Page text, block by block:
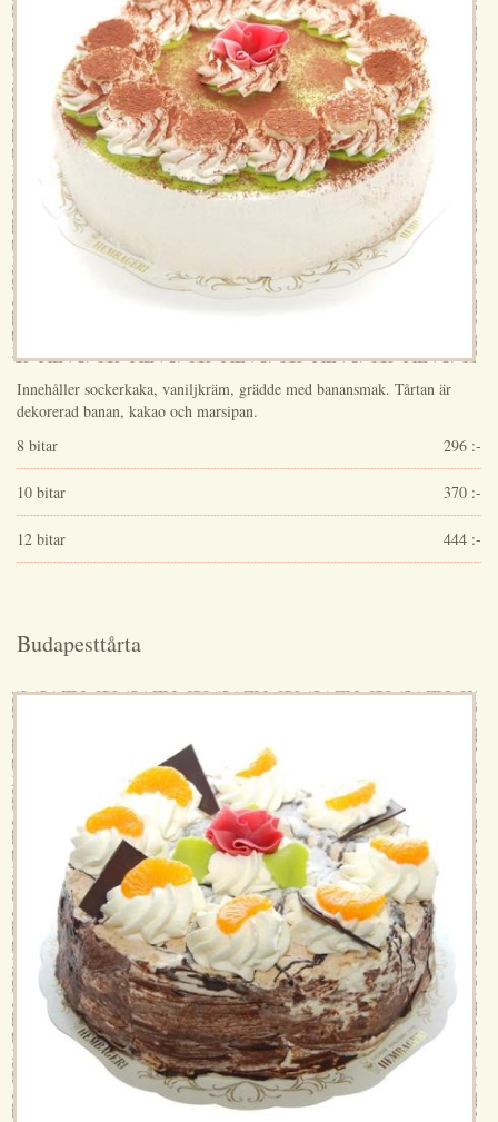
Innehåller sockerkaka, vaniljkräm, grädde med banansmak. Tårtan är
dekorerad banan, kakao och marsipan.
8 bitar
296 :-
10 bitar 370 :-
12 bitar 444 :-
Budapesttårta